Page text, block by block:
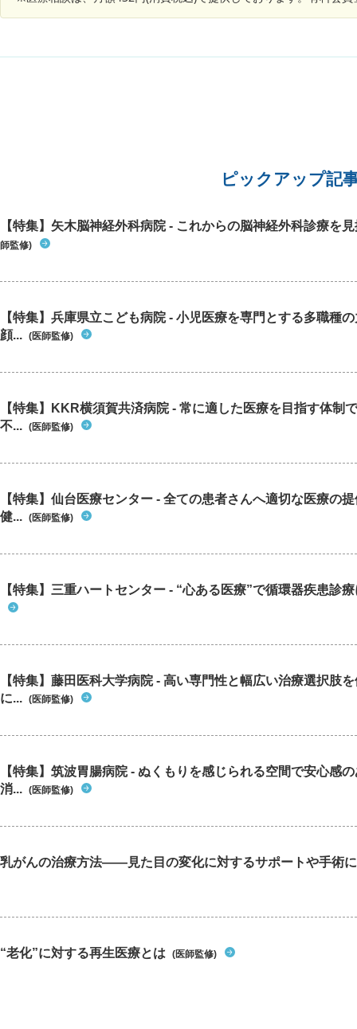
ピックアップ記
【特集】矢木脳神経外科病院 - これからの脳神経外科診療を
師監修)
【特集】兵庫県立こども病院 - 小児医療を専門とする多職種
顔... (医師監修)
【特集】KKR横須賀共済病院 - 常に適した医療を目指す体制
不... (医師監修)
【特集】仙台医療センター - 全ての患者さんへ適切な医療の
健... (医師監修)
【特集】三重ハートセンター - “心ある医療”で循環器疾患診
【特集】藤田医科大学病院 - 高い専門性と幅広い治療選択肢
に... (医師監修)
【特集】筑波胃腸病院 - ぬくもりを感じられる空間で安心感
消... (医師監修)
乳がんの治療方法――見た目の変化に対するサポートや手術
“老化”に対する再生医療とは (医師監修)